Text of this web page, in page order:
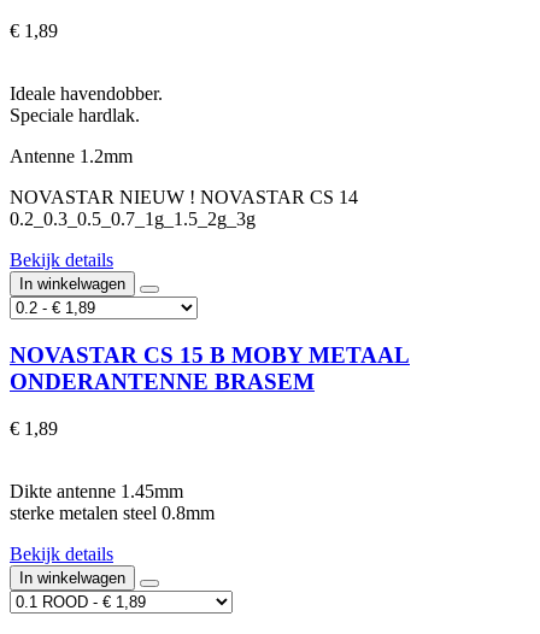
€ 1,89
Ideale havendobber.
Speciale hardlak.
Antenne 1.2mm
NOVASTAR NIEUW ! NOVASTAR CS 14
0.2_0.3_0.5_0.7_1g_1.5_2g_3g
Bekijk details
In winkelwagen
NOVASTAR CS 15 B MOBY METAAL
ONDERANTENNE BRASEM
€ 1,89
Dikte antenne 1.45mm
sterke metalen steel 0.8mm
Bekijk details
In winkelwagen